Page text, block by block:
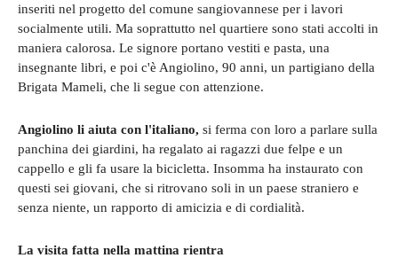
inseriti nel progetto del comune sangiovannese per i lavori
socialmente utili. Ma soprattutto nel quartiere sono stati accolti in
maniera calorosa. Le signore portano vestiti e pasta, una
insegnante libri, e poi c'è Angiolino, 90 anni, un partigiano della
Brigata Mameli, che li segue con attenzione.
Angiolino li aiuta con l'italiano, si ferma con loro a parlare sulla
panchina dei giardini, ha regalato ai ragazzi due felpe e un
cappello e gli fa usare la bicicletta. Insomma ha instaurato con
questi sei giovani, che si ritrovano soli in un paese straniero e
senza niente, un rapporto di amicizia e di cordialità.
La visita fatta nella mattina rientra